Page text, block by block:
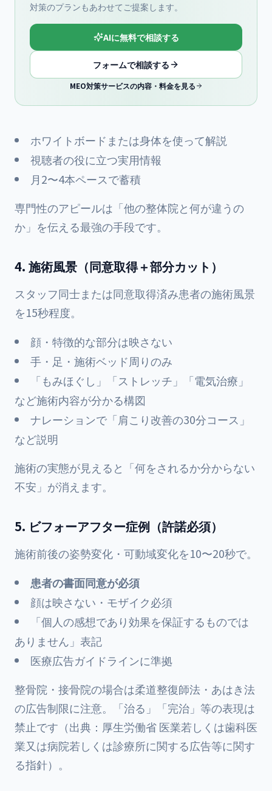
対策のプランもあわせてご提案します。
AIに無料で相談する
フォームで相談する
MEO対策サービスの内容・料金を見る
ホワイトボードまたは身体を使って解説
視聴者の役に立つ実用情報
月2〜4本ペースで蓄積
専門性のアピールは「他の整体院と何が違うの
か」を伝える最強の手段です。
4. 施術風景（同意取得＋部分カット）
スタッフ同士または同意取得済み患者の施術風景
を15秒程度。
顔・特徴的な部分は映さない
手・足・施術ベッド周りのみ
「もみほぐし」「ストレッチ」「電気治療」
など施術内容が分かる構図
ナレーションで「肩こり改善の30分コース」
など説明
施術の実態が見えると「何をされるか分からない
不安」が消えます。
5. ビフォーアフター症例（許諾必須）
施術前後の姿勢変化・可動域変化を10〜20秒で。
患者の書面同意が必須
顔は映さない・モザイク必須
「個人の感想であり効果を保証するものでは
ありません」表記
医療広告ガイドラインに準拠
整骨院・接骨院の場合は柔道整復師法・あはき法
の広告制限に注意。「治る」「完治」等の表現は
禁止です（出典： 厚生労働省 医業若しくは歯科医
業又は病院若しくは診療所に関する広告等に関す
る指針）。